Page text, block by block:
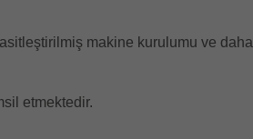
makine kurulumu ve daha
etmektedir.